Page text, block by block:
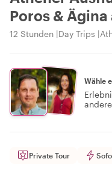
Poros & Ägina
12 Stunden Day Trips
Wähle
Private Tour